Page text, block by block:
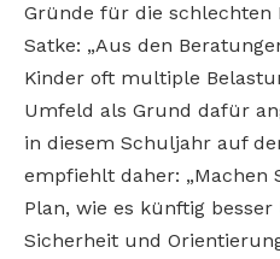
Gründe für die schlechten
Satke: „Aus den
Kinder oft multiple
Umfeld als Grund dafür
in diesem Schuljahr auf
empfiehlt daher: „Machen
Plan, wie es künftig
Sicherheit und